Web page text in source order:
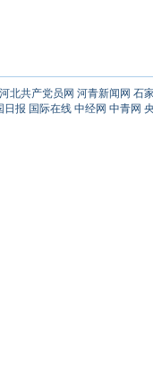
河北共产党员网 河青新闻网 石
日报 国际在线 中经网 中青网